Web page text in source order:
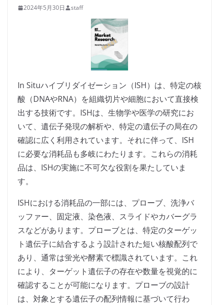
2024年5月30日 staff
In Situハイブリダイゼーション（ISH）は、特定の核
酸（DNAやRNA）を組織切片や細胞において直接検
出する技術です。ISHは、生物学や医学の研究にお
いて、遺伝子発現の解析や、特定の遺伝子の局在の
確認に広く利用されています。それに伴って、ISH
に必要な消耗品も多岐にわたります。これらの消耗
品は、ISHの実施に不可欠な役割を果たしていま
す。
ISHにおける消耗品の一部には、プローブ、洗浄バ
ッファー、固定液、染色液、スライドやカバーグラ
スなどがあります。プローブとは、特定のターゲッ
ト遺伝子に結合するよう設計された短い核酸配列で
あり、通常は蛍光や酵素で標識されています。これ
により、ターゲット遺伝子の存在や数量を視覚的に
確認することが可能になります。プローブの設計
は、対象とする遺伝子の配列情報に基づいて行わ